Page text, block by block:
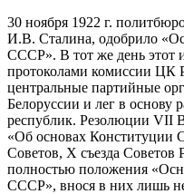
30 ноября 1922 г.
И.В. Сталина, одобрило
СССР». В тот же день этот
протоколами комиссии ЦК
центральные партийные
Белоруссии и лег в основу
республик. Резолюции VII
«Об основах Конституции
Советов, X съезда
полностью положения
СССР», внося в них лишь